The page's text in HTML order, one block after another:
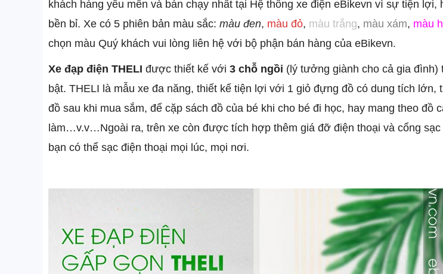
khách hàng yêu mến và bán chạy nhất tại Hệ thống xe điện eBikevn vì sự tiện lợi,
bền bỉ. Xe có 5 phiên bản màu sắc: màu đen, màu đỏ, màu trắng, màu xám, màu
chọn màu Quý khách vui lòng liên hệ với bộ phận bán hàng của eBikevn.
Xe đạp điện THELI được thiết kế với 3 chỗ ngồi (lý tưởng giành cho cả gia đình)
bật. THELI là mẫu xe đa năng, thiết kế tiện lợi với 1 giỏ đựng đồ có dung tích lớn,
đồ sau khi mua sắm, để cặp sách đồ của bé khi cho bé đi học, hay mang theo đồ
làm…v.v…Ngoài ra, trên xe còn được tích hợp thêm giá đỡ điện thoại và cổng sạc
bạn có thể sạc điện thoại mọi lúc, mọi nơi.